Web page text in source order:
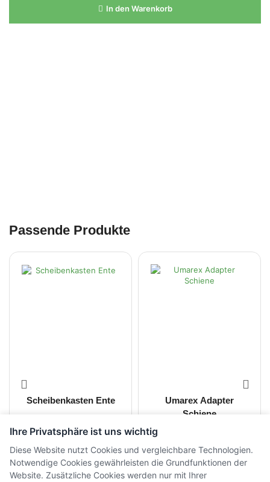
In den Warenkorb
Passende Produkte
Scheibenkasten Ente
Umarex Adapter
Schiene
Ihre Privatsphäre ist uns wichtig
Diese Website nutzt Cookies und vergleichbare Technologien.
Notwendige Cookies gewährleisten die Grundfunktionen der
Website. Zusätzliche Cookies werden nur mit Ihrer